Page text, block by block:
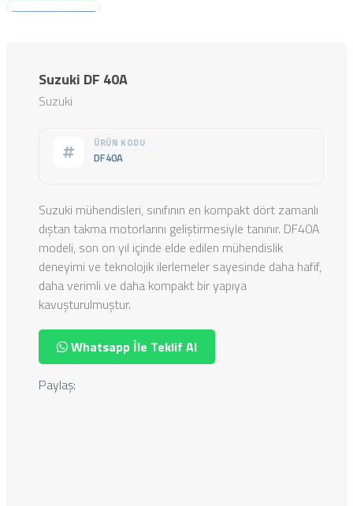
Suzuki DF 40A
Suzuki
ÜRÜN KODU
DF40A
Suzuki mühendisleri, sınıfının en kompakt dört zamanlı
dıştan takma motorlarını geliştirmesiyle tanınır. DF40A
modeli, son on yıl içinde elde edilen mühendislik
deneyimi ve teknolojik ilerlemeler sayesinde daha hafif,
daha verimli ve daha kompakt bir yapıya
kavuşturulmuştur.
Whatsapp İle Teklif Al
Paylaş: